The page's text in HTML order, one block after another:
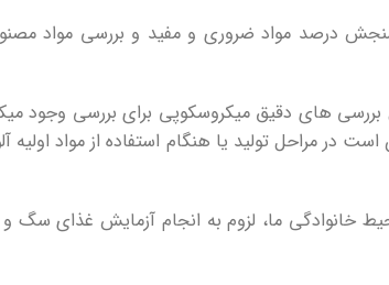
درصد مواد ضروری و مفید و بررسی مواد
های دقیق میکروسکوپی برای بررسی وجود
مراحل تولید یا هنگام استفاده از مواد اولیه
خانوادگی ما، لزوم به انجام آزمایش غذای سگ و